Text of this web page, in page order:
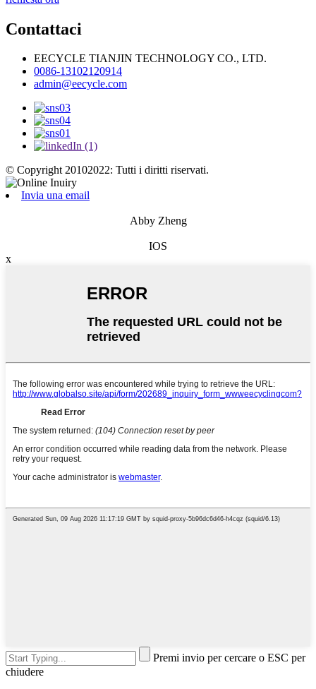
Contattaci
EECYCLE TIANJIN TECHNOLOGY CO., LTD.
0086-13102120914
admin@eecycle.com
© Copyright 20102022: Tutti i diritti riservati.
Invia una email
Abby Zheng
IOS
x
Premi invio per cercare o ESC per
chiudere